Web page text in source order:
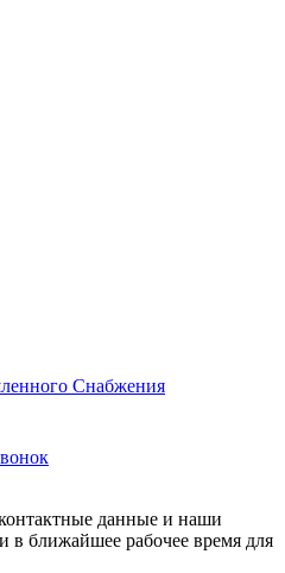
данные и наши
в ближайшее рабочее время для